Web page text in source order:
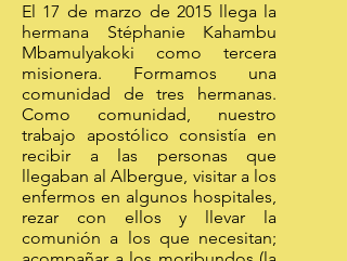
El 17 de marzo de 2015 llega la
hermana Stéphanie Kahambu
Mbamulyakoki como tercera
misionera. Formamos una
comunidad de tres hermanas.
Como comunidad, nuestro
trabajo apostólico consistía en
recibir a las personas que
llegaban al Albergue, visitar a los
enfermos en algunos hospitales,
rezar con ellos y llevar la
comunión a los que necesitan;